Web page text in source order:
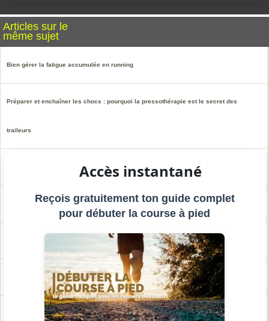
Accès instantané
Reçois gratuitement ton guide complet
pour débuter la course à pied
Articles sur le
même sujet
Bien gérer la fatigue accumulée en running
Préparer et enchaîner les chocs : pourquoi la pressothérapie est le secret des
traileurs
Passer du 10km au semi-marathon : le guide pour réussir
Améliorer son explosivité en course à pied
Courir en hiver : vaincre le froid et la pluie
Course à pied : soulager par le froid les douleurs musculaires et articulaires
Revenir plus fort : comment reprendre la course à pied après une blessure